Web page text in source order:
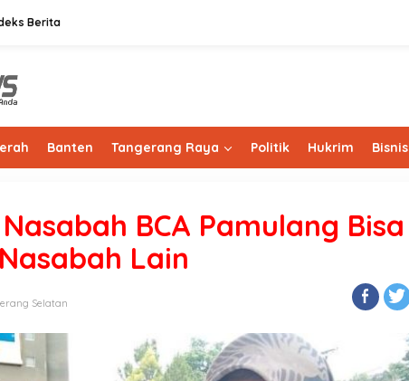
Berita
Banten Tangerang Raya Politik Hukrim Bisnis
BCA Pamulang Bisa
Lain
Selatan